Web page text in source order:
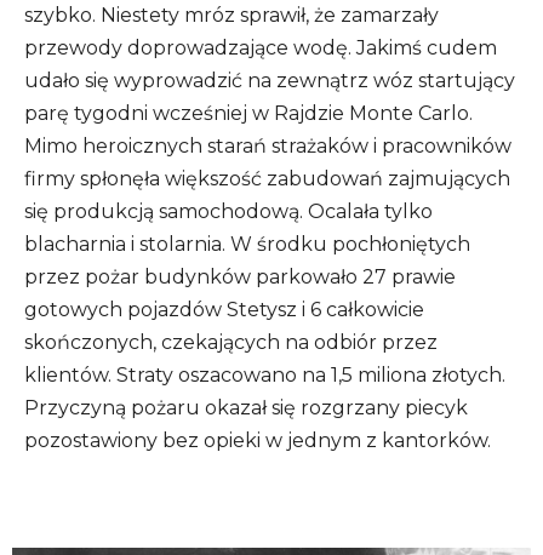
szybko. Niestety mróz sprawił, że zamarzały
przewody doprowadzające wodę. Jakimś cudem
udało się wyprowadzić na zewnątrz wóz startujący
parę tygodni wcześniej w Rajdzie Monte Carlo.
Mimo heroicznych starań strażaków i pracowników
firmy spłonęła większość zabudowań zajmujących
się produkcją samochodową. Ocalała tylko
blacharnia i stolarnia. W środku pochłoniętych
przez pożar budynków parkowało 27 prawie
gotowych pojazdów Stetysz i 6 całkowicie
skończonych, czekających na odbiór przez
klientów. Straty oszacowano na 1,5 miliona złotych.
Przyczyną pożaru okazał się rozgrzany piecyk
pozostawiony bez opieki w jednym z kantorków.